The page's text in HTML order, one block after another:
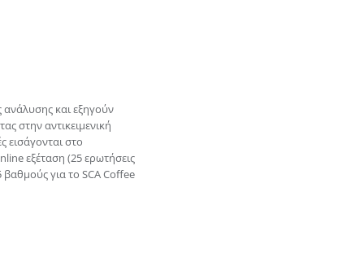
ανάλυσης και εξηγούν
στην αντικειμενική
εισάγονται στο
εξέταση (25 ερωτήσεις
για το SCA Coffee